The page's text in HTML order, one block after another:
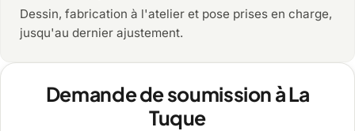
Dessin, fabrication à l'atelier et pose prises en charge,
jusqu'au dernier ajustement.
Demande de soumission à La
Tuque